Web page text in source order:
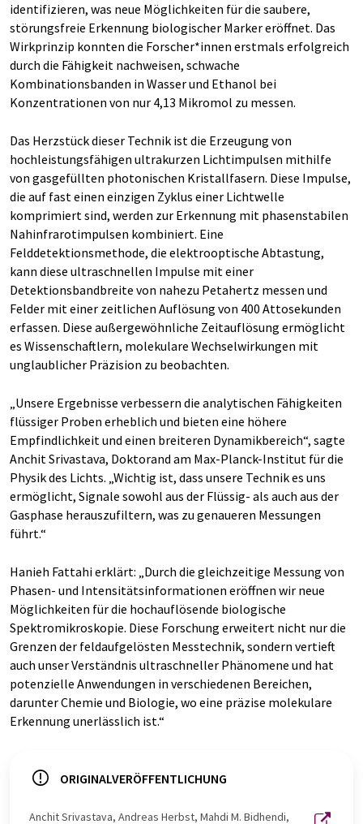
identifizieren, was neue Möglichkeiten für die saubere,
störungsfreie Erkennung biologischer Marker eröffnet. Das
Wirkprinzip konnten die Forscher*innen erstmals erfolgreich
durch die Fähigkeit nachweisen, schwache
Kombinationsbanden in Wasser und Ethanol bei
Konzentrationen von nur 4,13 Mikromol zu messen.
Das Herzstück dieser Technik ist die Erzeugung von
hochleistungsfähigen ultrakurzen Lichtimpulsen mithilfe
von gasgefüllten photonischen Kristallfasern. Diese Impulse,
die auf fast einen einzigen Zyklus einer Lichtwelle
komprimiert sind, werden zur Erkennung mit phasenstabilen
Nahinfrarotimpulsen kombiniert. Eine
Felddetektionsmethode, die elektrooptische Abtastung,
kann diese ultraschnellen Impulse mit einer
Detektionsbandbreite von nahezu Petahertz messen und
Felder mit einer zeitlichen Auflösung von 400 Attosekunden
erfassen. Diese außergewöhnliche Zeitauflösung ermöglicht
es Wissenschaftlern, molekulare Wechselwirkungen mit
unglaublicher Präzision zu beobachten.
„Unsere Ergebnisse verbessern die analytischen Fähigkeiten
flüssiger Proben erheblich und bieten eine höhere
Empfindlichkeit und einen breiteren Dynamikbereich“, sagte
Anchit Srivastava, Doktorand am Max-Planck-Institut für die
Physik des Lichts. „Wichtig ist, dass unsere Technik es uns
ermöglicht, Signale sowohl aus der Flüssig- als auch aus der
Gasphase herauszufiltern, was zu genaueren Messungen
führt.“
Hanieh Fattahi erklärt: „Durch die gleichzeitige Messung von
Phasen- und Intensitätsinformationen eröffnen wir neue
Möglichkeiten für die hochauflösende biologische
Spektromikroskopie. Diese Forschung erweitert nicht nur die
Grenzen der feldaufgelösten Messtechnik, sondern vertieft
auch unser Verständnis ultraschneller Phänomene und hat
potenzielle Anwendungen in verschiedenen Bereichen,
darunter Chemie und Biologie, wo eine präzise molekulare
Erkennung unerlässlich ist.“
ORIGINALVERÖFFENTLICHUNG
Anchit Srivastava, Andreas Herbst, Mahdi M. Bidhendi,